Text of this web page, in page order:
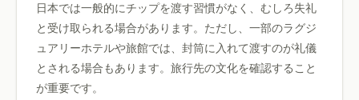
日本では一般的にチップを渡す習慣がなく、むしろ失礼
と受け取られる場合があります。ただし、一部のラグジ
ュアリーホテルや旅館では、封筒に入れて渡すのが礼儀
とされる場合もあります。旅行先の文化を確認すること
が重要です。